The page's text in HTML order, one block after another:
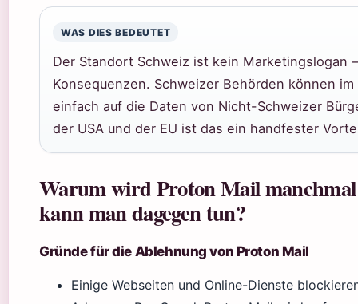
WAS DIES BEDEUTET
Der Standort Schweiz ist kein Marketingslogan
Konsequenzen. Schweizer Behörden können
einfach auf die Daten von Nicht-Schweizer
der USA und der EU ist das ein handfester
Warum wird Proton Mail
kann man dagegen tun?
Gründe für die Ablehnung von Proton Mail
Einige Webseiten und Online-Dienste